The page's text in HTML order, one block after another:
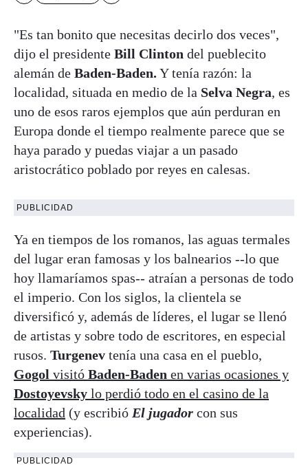
"Es tan bonito que necesitas decirlo dos veces",
dijo el presidente Bill Clinton del pueblecito
alemán de Baden-Baden. Y tenía razón: la
localidad, situada en medio de la Selva Negra, es
uno de esos raros ejemplos que aún perduran en
Europa donde el tiempo realmente parece que se
haya parado y puedas viajar a un pasado
aristocrático poblado por reyes en calesas.
PUBLICIDAD
Ya en tiempos de los romanos, las aguas termales
del lugar eran famosas y los balnearios --lo que
hoy llamaríamos spas-- atraían a personas de todo
el imperio. Con los siglos, la clientela se
diversificó y, además de líderes, el lugar se llenó
de artistas y sobre todo de escritores, en especial
rusos. Turgenev tenía una casa en el pueblo,
Gogol visitó Baden-Baden en varias ocasiones y
Dostoyevsky lo perdió todo en el casino de la
localidad (y escribió El jugador con sus
experiencias).
PUBLICIDAD